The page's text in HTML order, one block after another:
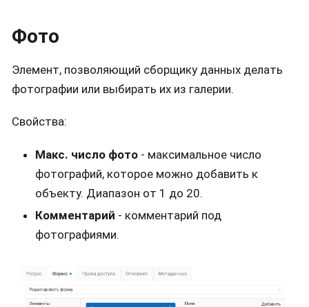
Фото
Элемент, позволяющий сборщику данных делать
фотографии или выбирать их из галерии.
Свойства:
Макс. число фото - максимальное число
фотографий, которое можно добавить к
объекту. Диапазон от 1 до 20.
Комментарий - комментарий под
фотографиями.